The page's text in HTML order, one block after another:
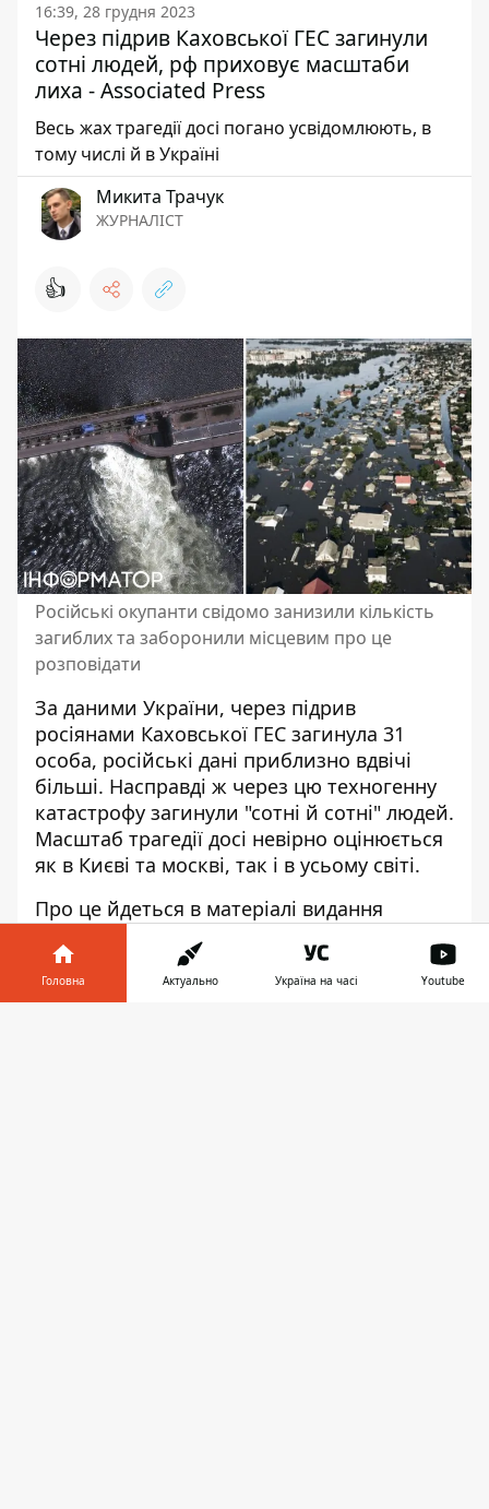
16:39, 28 грудня 2023
Через підрив Каховської ГЕС загинули
сотні людей, рф приховує масштаби
лиха - Associated Press
Весь жах трагедії досі погано усвідомлюють, в
тому числі й в Україні
Микита Трачук
ЖУРНАЛІСТ
👍
Російські окупанти свідомо занизили кількість
загиблих та заборонили місцевим про це
розповідати
За даними України, через підрив
росіянами Каховської ГЕС загинула 31
особа, російські дані приблизно вдвічі
більші. Насправді ж через цю техногенну
катастрофу загинули "сотні й сотні" людей.
Масштаб трагедії досі невірно оцінюється
як в Києві та москві, так і в усьому світі.
Про це йдеться в матеріалі видання
Associated Press. Зазначається, що
окупанти навмисно приховують
реальний
стан речей.
Головна Актуально Україна на часі Youtube